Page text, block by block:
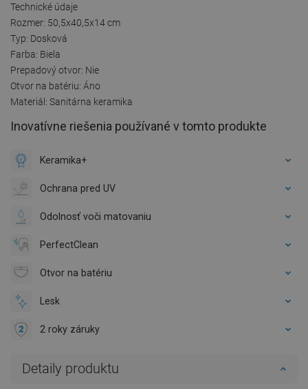
Technické údaje
Rozmer: 50,5x40,5x14 cm
Typ: Dosková
Farba: Biela
Prepadový otvor: Nie
Otvor na batériu: Áno
Materiál: Sanitárna keramika
Inovatívne riešenia používané v tomto produkte
Keramika+
Ochrana pred UV
Odolnosť voči matovaniu
PerfectClean
Otvor na batériu
Lesk
2 roky záruky
Detaily produktu